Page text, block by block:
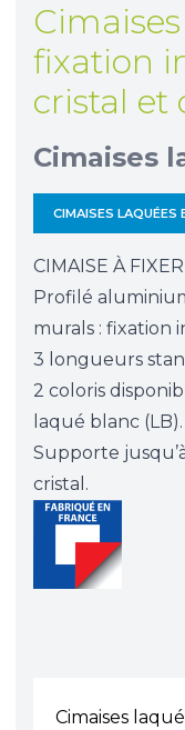
fixation
cristal et
Cimaises
CIMAISES LAQUÉES
CIMAISE À
Profilé
murals : fixation
3 longueurs
2 coloris
laqué blanc (LB).
Supporte
cristal.
Cimaises